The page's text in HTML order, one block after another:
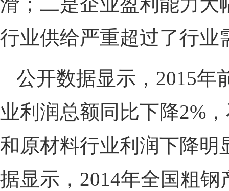
行业供给严重超过了行业
公开数据显示，2015年
业利润总额同比下降2%
和原材料行业利润下降明
据显示，2014年全国粗